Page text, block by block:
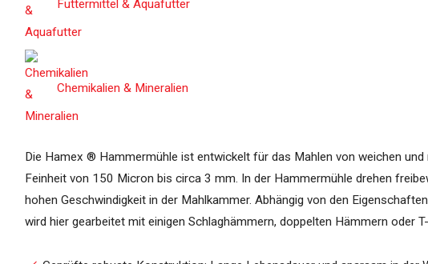
Suchen...Futtermittel & Aquafutter
Chemikalien & Mineralien
Die Hamex ® Hammermühle ist entwickelt für das Mahlen von weichen
Feinheit von 150 Micron bis circa 3 mm. In der Hammermühle drehen
hohen Geschwindigkeit in der Mahlkammer. Abhängig von den
wird hier gearbeitet mit einigen Schlaghämmern, doppelten Hämmern oder